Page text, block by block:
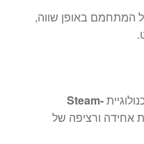
המתחמם באופן שווה,
Steam-
אחידה ורציפה של